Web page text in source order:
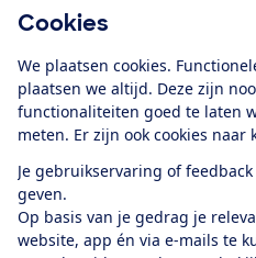
Cookies
We plaatsen cookies.
plaatsen we altijd. Deze zijn
functionaliteiten goed te laten
meten. Er zijn ook cookies naar
Je gebruikservaring of
geven.
Op basis van je gedrag je
website, app én via e-mails te
Alles over de
app
Algemene Voorwaarden